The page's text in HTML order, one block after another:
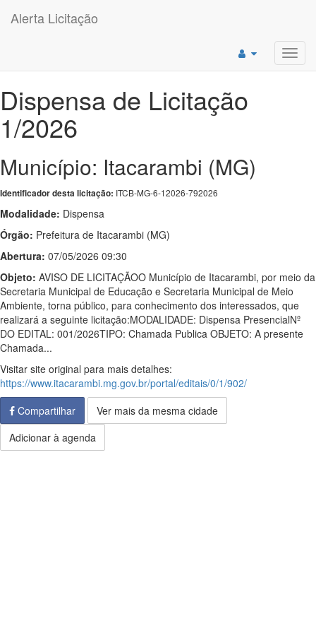
Alerta Licitação
Dispensa de Licitação
1/2026
Município: Itacarambi (MG)
Identificador desta licitação: ITCB-MG-6-12026-792026
Modalidade: Dispensa
Órgão: Prefeitura de Itacarambi (MG)
Abertura: 07/05/2026 09:30
Objeto: AVISO DE LICITAÇÃOO Município de Itacarambi, por meio da
Secretaria Municipal de Educação e Secretaria Municipal de Meio
Ambiente, torna público, para conhecimento dos interessados, que
realizará a seguinte licitação:MODALIDADE: Dispensa PresencialNº
DO EDITAL: 001/2026TIPO: Chamada Publica OBJETO: A presente
Chamada...
Visitar site original para mais detalhes:
https://www.itacarambi.mg.gov.br/portal/editais/0/1/902/
Compartilhar
Ver mais da mesma cidade
Adicionar à agenda